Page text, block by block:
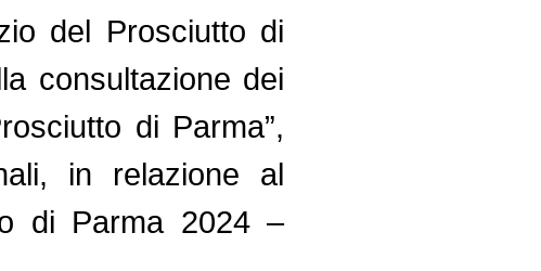
del Prosciutto di
consultazione dei
di Parma”,
in relazione al
di Parma 2024 –